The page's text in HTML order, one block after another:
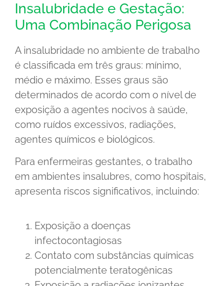
Insalubridade e Gestação:
Uma Combinação Perigosa
A insalubridade no ambiente de trabalho
é classificada em três graus: mínimo,
médio e máximo. Esses graus são
determinados de acordo com o nível de
exposição a agentes nocivos à saúde,
como ruídos excessivos, radiações,
agentes químicos e biológicos.
Para enfermeiras gestantes, o trabalho
em ambientes insalubres, como hospitais,
apresenta riscos significativos, incluindo:
Exposição a doenças
infectocontagiosas
Contato com substâncias químicas
potencialmente teratogênicas